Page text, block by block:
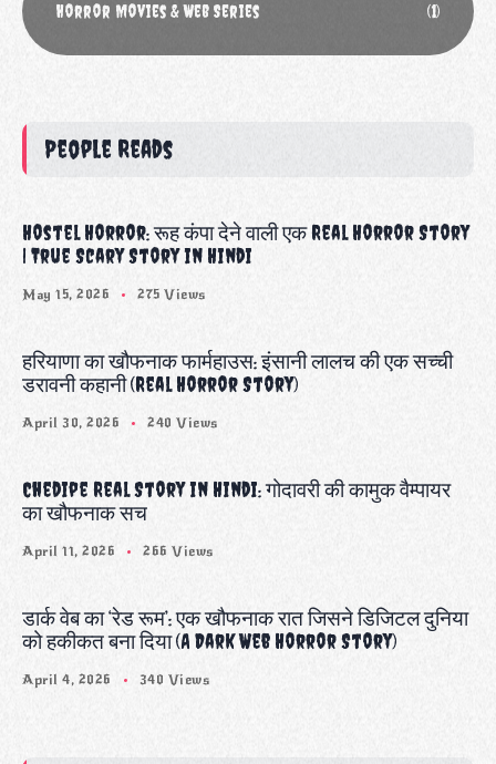
Horror Movies & Web Series (1)
People Reads
Hostel Horror: रूह कंपा देने वाली एक Real Horror Story
| True Scary Story in Hindi
May 15, 2026 275 Views
हरियाणा का खौफनाक फार्महाउस: इंसानी लालच की एक सच्ची
डरावनी कहानी (Real Horror Story)
April 30, 2026 240 Views
Chedipe Real Story in Hindi: गोदावरी की कामुक वैम्पायर
का खौफनाक सच
April 11, 2026 266 Views
डार्क वेब का ‘रेड रूम’: एक खौफनाक रात जिसने डिजिटल दुनिया
को हकीकत बना दिया (A Dark Web Horror Story)
April 4, 2026 340 Views